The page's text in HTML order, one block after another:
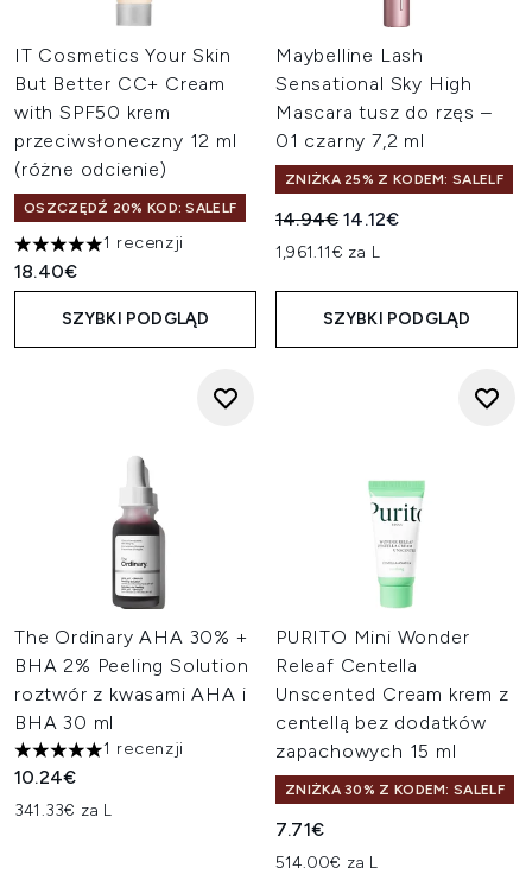
IT Cosmetics Your Skin
But Better CC+ Cream
with SPF50 krem
przeciwsłoneczny 12 ml
(różne odcienie)
OSZCZĘDŹ 20% KOD: SALELF
5 gwiazdek na maksymalnie 5
1 recenzji
18.40€
SZYBKI PODGLĄD
Maybelline Lash
Sensational Sky High
Mascara tusz do rzęs –
01 czarny 7,2 ml
ZNIŻKA 25% Z KODEM: SALELF
Sugerowana cena
14.94€Aktualna cena:
14.12€
1,961.11€ za L
SZYBKI PODGLĄD
The Ordinary AHA 30% +
BHA 2% Peeling Solution
roztwór z kwasami AHA i
BHA 30 ml
5 gwiazdek na maksymalnie 5
1 recenzji
10.24€
341.33€ za L
PURITO Mini Wonder
Releaf Centella
Unscented Cream krem z
centellą bez dodatków
zapachowych 15 ml
ZNIŻKA 30% Z KODEM: SALELF
7.71€
514.00€ za L